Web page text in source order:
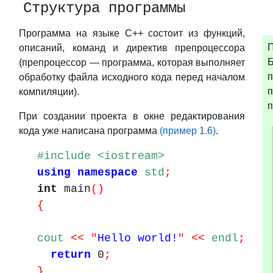
Структура программы
Программа на языке C++ состоит из функций,
описаний, команд и директив препроцессора
(препроцессор — программа, которая выполняет
обработку файла исходного кода перед началом
компиляции).
При создании проекта в окне редактирования
кода уже написана программа (пример 1.6).
#include <iostream>
using
namespace std ;
int main ()
{
cout << "Hello world! " << endl ;
return
0 ;